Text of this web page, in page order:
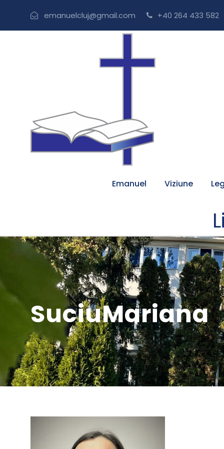
emanuelcluj@gmail.com +40 264 433 582
Emanuel Viziune
SuciuMariana